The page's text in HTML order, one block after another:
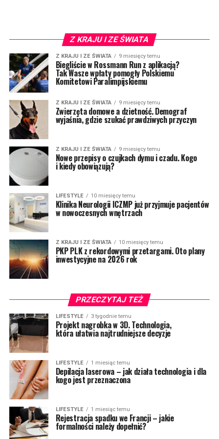
Z KRAJU I ZE ŚWIATA
Z KRAJU I ZE ŚWIATA 9 miesięcy temu
Biegliście w Rossmann Run z aplikacją?
Tak Wasze wpłaty pomogły Polskiemu
Komitetowi Paralimpijskiemu
Z KRAJU I ZE ŚWIATA 9 miesięcy temu
Zwierzęta domowe a dzietność. Demograf
wyjaśnia, gdzie szukać prawdziwych przyczyn
Z KRAJU I ZE ŚWIATA 9 miesięcy temu
Nowe przepisy o czujkach dymu i czadu. Kogo
i kiedy obowiązują?
LIFESTYLE 10 miesięcy temu
Klinika Neurologii ICZMP już przyjmuje pacjentów
w nowoczesnych wnętrzach
Z KRAJU I ZE ŚWIATA 10 miesięcy temu
PKP PLK z rekordowymi przetargami. Oto plany
inwestycyjne na 2026 rok
PRZECZYTAJ TEŻ
LIFESTYLE 3 tygodnie temu
Projekt nagrobka w 3D. Technologia,
która ułatwia najtrudniejsze decyzje
LIFESTYLE 1 miesiąc temu
Depilacja laserowa – jak działa technologia i dla
kogo jest przeznaczona
LIFESTYLE 1 miesiąc temu
Rejestracja spadku we Francji – jakie
formalności należy dopełnić?